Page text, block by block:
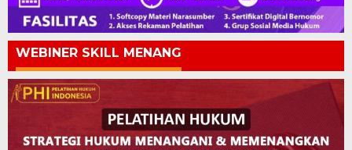
WEBINER SKILL MENANG